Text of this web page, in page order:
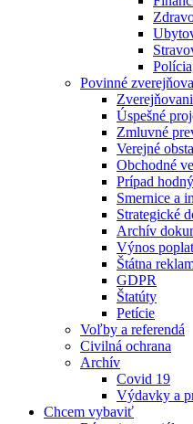
Povinné
Úspešné
Zmluvné
Verejné
Obchodné
Prípad
Smernice a
Strategické
Archív
Výnos
Štátna
GDPR
Štatúty
Petície
Voľby a referendá
Civilná ochrana
Archív
Covid 19
Výdavky a
Chcem vybaviť